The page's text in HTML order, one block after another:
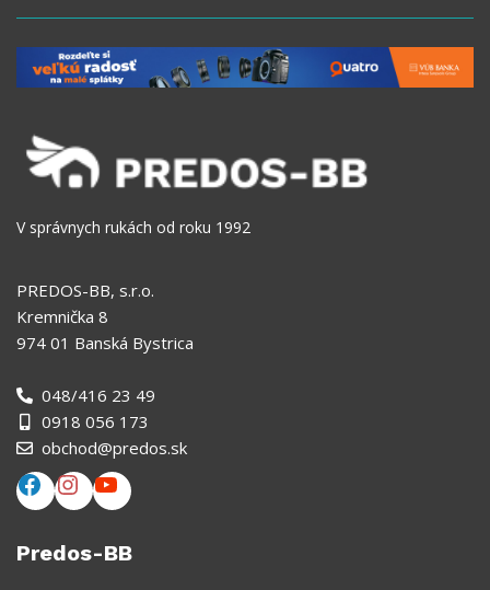
V správnych rukách od roku 1992
PREDOS-BB, s.r.o.
Kremnička 8
974 01 Banská Bystrica
048/416 23 49
0918 056 173
obchod@predos.sk
Predos-BB